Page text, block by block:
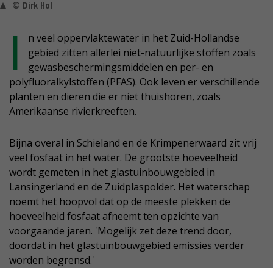
© Dirk Hol
I
n veel oppervlaktewater in het Zuid-Hollandse
gebied zitten allerlei niet-natuurlijke stoffen zoals
gewasbeschermingsmiddelen en per- en
polyfluoralkylstoffen (PFAS). Ook leven er verschillende
planten en dieren die er niet thuishoren, zoals
Amerikaanse rivierkreeften.
Bijna overal in Schieland en de Krimpenerwaard zit vrij
veel fosfaat in het water. De grootste hoeveelheid
wordt gemeten in het glastuinbouwgebied in
Lansingerland en de Zuidplaspolder. Het waterschap
noemt het hoopvol dat op de meeste plekken de
hoeveelheid fosfaat afneemt ten opzichte van
voorgaande jaren. 'Mogelijk zet deze trend door,
doordat in het glastuinbouwgebied emissies verder
worden begrensd.'